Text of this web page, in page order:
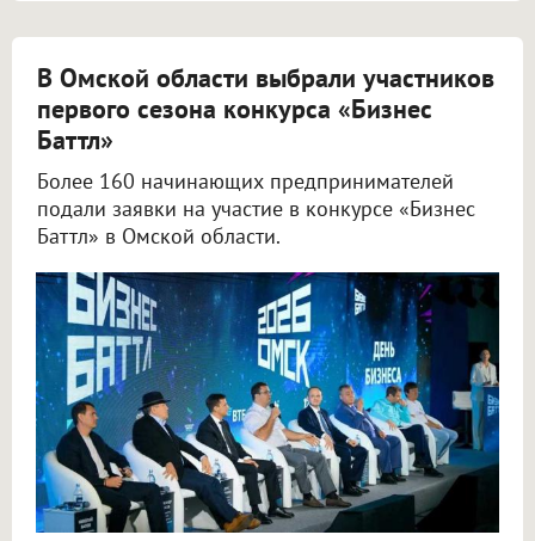
В Омской области выбрали участников
первого сезона конкурса «Бизнес
Баттл»
Более 160 начинающих предпринимателей
подали заявки на участие в конкурсе «Бизнес
Баттл» в Омской области.